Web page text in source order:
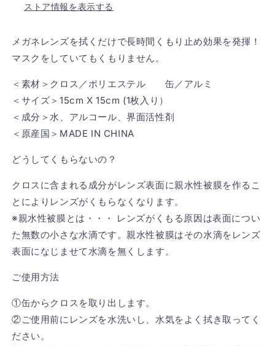
ストア情報を表示する
メガネレンズを拭くだけで長時間くもり止め効果を発揮！
マスクをしていてもくもりません。
＜素材＞クロス／ポリエステル 缶／アルミ
＜サイズ＞15cm X 15cm (1枚入り）
＜成分＞水、アルコール、界面活性剤
＜原産国＞MADE IN CHINA
どうしてくもらないの？
クロスに含まれる成分がレンズ表面に親水性被膜を作るこ
とによりレンズがくもらなくなります。
※親水性被膜とは・・・ レンズがくもる原因は表面につい
た無数の小さな水滴です。親水性被膜はその水滴をレンズ
表面になじませて水滴を無くします。
ご使用方法
①缶からクロスを取り出します。
②ご使用前にレンズを水洗いし、水気をよく拭き取ってく
ださい。